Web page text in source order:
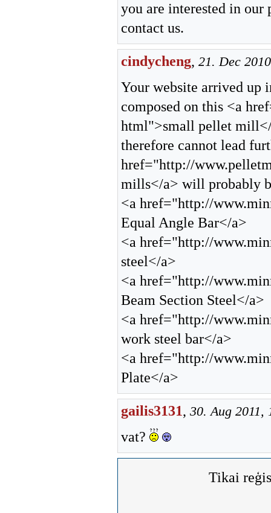
you are interested in our
contact us.
cindycheng, 21. Dec
Your website arrived up
composed on this <a
html">small pellet
therefore cannot lead
href="http://
mills</a> will probably
<a href="http://
Equal Angle Bar</a>
<a href="http://
steel</a>
<a href="http://
Beam Section Steel</a>
<a href="http://
work steel bar</a>
<a href="http://
Plate</a>
gailis3131, 30. Aug 2011,
vat?
Tikai